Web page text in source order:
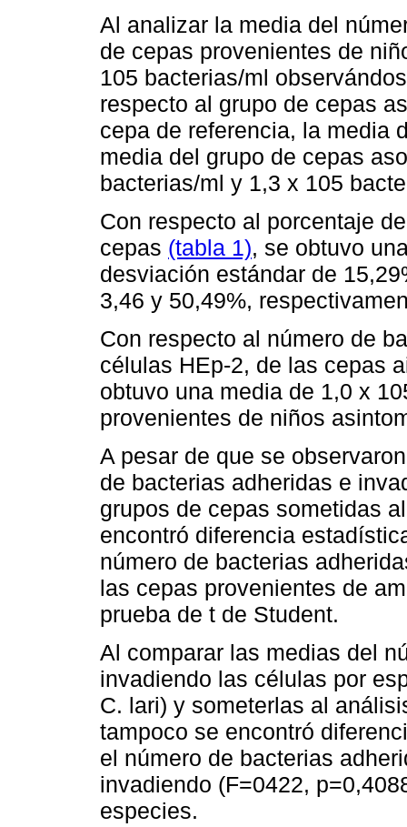
Al analizar la media del
de cepas provenientes de
105 bacterias/ml
respecto al grupo de cepas
cepa de referencia, la media
media del grupo de cepas
bacterias/ml y 1,3 x 105
Con respecto al porcentaje
cepas (tabla 1), se obtuvo
desviación estándar de
3,46 y 50,49%,
Con respecto al número de
células HEp-2, de las cepas
obtuvo una media de 1,0 x
provenientes de niños
A pesar de que se
de bacterias adheridas e
grupos de cepas sometidas
encontró diferencia
número de bacterias
las cepas provenientes de
prueba de t de Student.
Al comparar las medias del
invadiendo las células por
C. lari) y someterlas al
tampoco se encontró
el número de bacterias
invadiendo (F=0422,
especies.